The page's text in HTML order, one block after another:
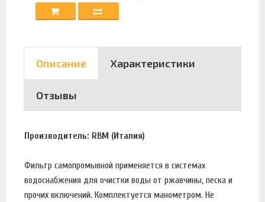
Описание Характеристики
Отзывы
Производитель: RBM (Италия)
Фильтр самопромывной применяется в системах
водоснабжения для очистки воды от ржавчины, песка и
прочих включений. Комплектуется манометром. Не